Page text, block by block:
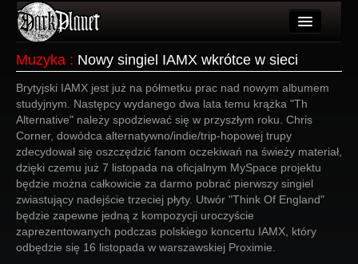
Wydarzenia
Galeria
Forum
Więcej
Login
Muzyka : Nowy singiel IAMX wkrótce w sieci
Brytyjski IAMX jest już na półmetku prac nad nowym albumem
studyjnym. Następcy wydanego dwa lata temu krążka "Th
Alternative" należy spodziewać się w przyszłym roku. Chris
Corner, dowódca alternatywno/indie/trip-hopowej trupy
zdecydował się oszczędzić fanom oczekiwań na świeży materiał,
dzięki czemu już 7 listopada na oficjalnym MySpace projektu
będzie można całkowicie za darmo pobrać pierwszy singiel
zwiastujący nadejście trzeciej płyty. Utwór "Think Of England"
będzie zapewne jedną z kompozycji uroczyście
zaprezentowanych podczas polskiego koncertu IAMX, który
odbędzie się 16 listopada w warszawskiej Proximie.